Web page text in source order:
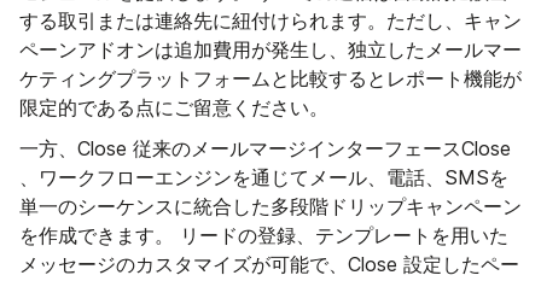
する取引または連絡先に紐付けられます。ただし、キャン
ペーンアドオンは追加費用が発生し、独立したメールマー
ケティングプラットフォームと比較するとレポート機能が
限定的である点にご留意ください。
一方、Close 従来のメールマージインターフェースClose
、ワークフローエンジンを通じてメール、電話、SMSを
単一のシーケンスに統合した多段階ドリップキャンペーン
を作成できます。 リードの登録、テンプレートを用いた
メッセージのカスタマイズが可能で、Close 設定したペー